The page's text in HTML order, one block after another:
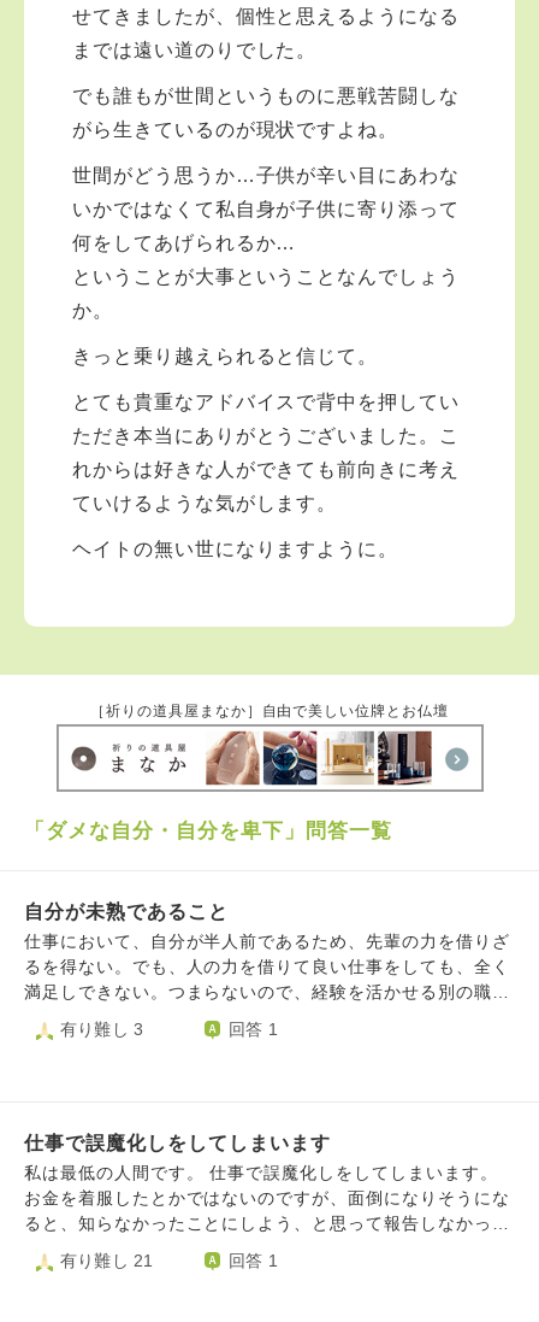
せてきましたが、個性と思えるようになる
までは遠い道のりでした。
でも誰もが世間というものに悪戦苦闘しな
がら生きているのが現状ですよね。
世間がどう思うか…子供が辛い目にあわな
いかではなくて私自身が子供に寄り添って
何をしてあげられるか…
ということが大事ということなんでしょう
か。
きっと乗り越えられると信じて。
とても貴重なアドバイスで背中を押してい
ただき本当にありがとうございました。こ
れからは好きな人ができても前向きに考え
ていけるような気がします。
ヘイトの無い世になりますように。
［祈りの道具屋まなか］自由で美しい位牌とお仏壇
「ダメな自分・自分を卑下」問答一覧
自分が未熟であること
仕事において、自分が半人前であるため、先輩の力を借りざ
るを得ない。でも、人の力を借りて良い仕事をしても、全く
満足しできない。つまらないので、経験を活かせる別の職業
に転職しようかと考えます。でも、辞める理由が見つからな
いし、辞めると、今まで支援してくれた人が残念に思うので
有り難し 3 回答 1
仕事で誤魔化しをしてしまいます
私は最低の人間です。 仕事で誤魔化しをしてしまいます。
お金を着服したとかではないのですが、面倒になりそうにな
ると、知らなかったことにしよう、と思って報告しなかった
り、自分の都合の良いように解釈してしまいます。 でも、
後になって今のようにとても後悔して苦しくなります。何
有り難し 21 回答 1